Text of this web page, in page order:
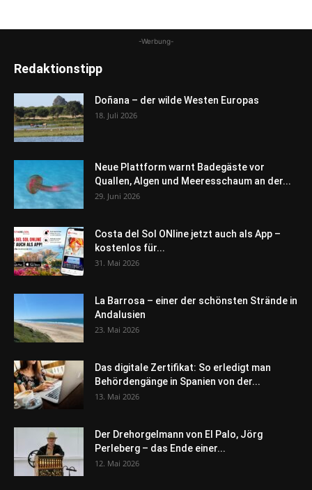
-Werbung-
Redaktionstipp
Doñana – der wilde Westen Europas
18. Juli 2026
Neue Plattform warnt Badegäste vor
Quallen, Algen und Meeresschaum an der...
29. Juni 2026
Costa del Sol ONline jetzt auch als App –
kostenlos für...
31. Mai 2026
La Barrosa – einer der schönsten Strände in
Andalusien
23. Mai 2026
Das digitale Zertifikat: So erledigt man
Behördengänge in Spanien von der...
13. Mai 2026
Der Drehorgelmann von El Palo, Jörg
Perleberg – das Ende einer...
12. Mai 2026